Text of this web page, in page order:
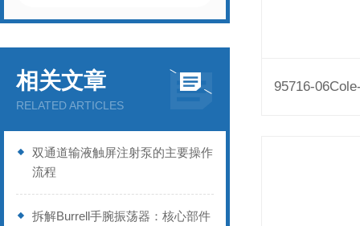
相关文章
RELATED ARTICLES
双通道输液触屏注射泵的主要操作
流程
拆解Burrell手腕振荡器：核心部件